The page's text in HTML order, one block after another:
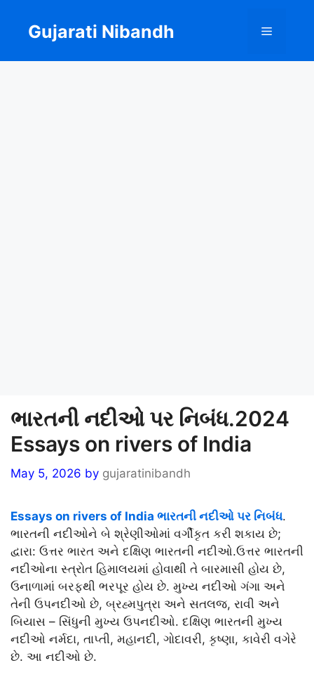
content
Gujarati Nibandh Menu
ભારતની નદીઓ પર નિબંધ.2024
Essays on rivers of India
May 5, 2026 by gujaratinibandh
Essays on rivers of India ભારતની નદીઓ પર નિબંધ.
ભારતની નદીઓને બે શ્રેણીઓમાં વર્ગીકૃત કરી શકાય છે;
દ્વારા: ઉત્તર ભારત અને દક્ષિણ ભારતની નદીઓ.ઉત્તર ભારતની
નદીઓના સ્ત્રોત હિમાલયમાં હોવાથી તે બારમાસી હોય છે,
ઉનાળામાં બરફથી ભરપૂર હોય છે. મુખ્ય નદીઓ ગંગા અને
તેની ઉપનદીઓ છે, બ્રહ્મપુત્રા અને સતલજ, રાવી અને
બિયાસ – સિંધુની મુખ્ય ઉપનદીઓ. દક્ષિણ ભારતની મુખ્ય
નદીઓ નર્મદા, તાપ્તી, મહાનદી, ગોદાવરી, કૃષ્ણા, કાવેરી વગેરે
છે. આ નદીઓ છે.